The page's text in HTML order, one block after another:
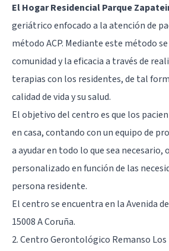
El Hogar Residencial Parque
geriátrico enfocado a la atención de
método ACP. Mediante este método
comunidad y la eficacia a través de
terapias con los residentes, de tal
calidad de vida y su salud.
El objetivo del centro es que los
en casa, contando con un equipo de
a ayudar en todo lo que sea
personalizado en función de las
persona residente.
El centro se encuentra en la Avenida de
15008 A Coruña.
2. Centro Gerontológico Remanso Los